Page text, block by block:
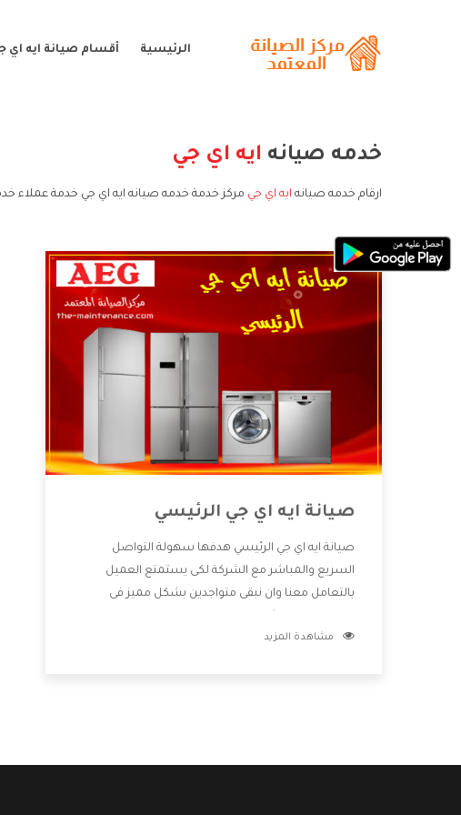
الرئيسية أقسام صيانة ايه اي
خدمه صيانه ايه اي جي
ارقام خدمه صيانه ايه اي جي مركز خدمة خدمه صيانه ايه اي جي خدمة عملاء
صيانة ايه اي جي الرئيسي
صيانة ايه اي جي الرئيسي هدفها سهولة التواصل
السريع والمباشر مع الشركة لكى يستمتع العميل
بالتعامل معنا وان نبقى متواجدين بشكل مميز فى
للعميل وان يستمتع بالخدمات التى تنفرد الشركة بها
مشاهدة المزيد